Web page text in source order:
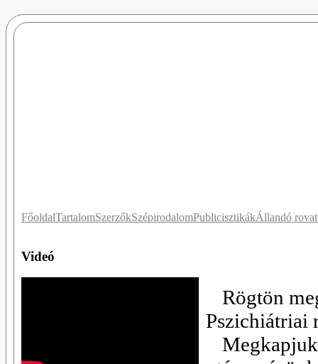
FőoldalTartalomSzerzőkSzépirodalomPublicisztikákÁllandó
Videó
Rögtön
Pszichiátriai